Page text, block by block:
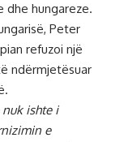
dhe hungareze.
Peter
refuzoi një
ndërmjetësuar
ishte i
e